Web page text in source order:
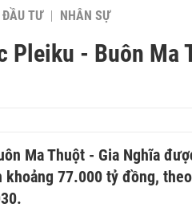
ĐẦU TƯ NHÂN SỰ
Pleiku - Buôn Ma
Ma Thuột - Gia Nghĩa
77.000 tỷ đồng,